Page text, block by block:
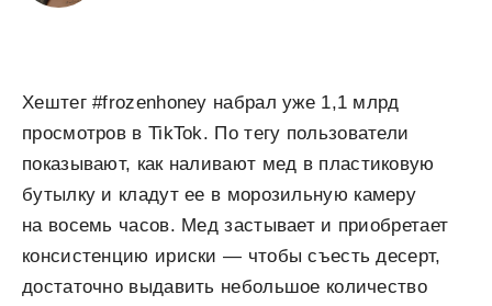
Хештег #frozenhoney набрал уже 1,1 млрд
просмотров в TikTok. По тегу пользователи
показывают, как наливают мед в пластиковую
бутылку и кладут ее в морозильную камеру
на восемь часов. Мед застывает и приобретает
консистенцию ириски — чтобы съесть десерт,
достаточно выдавить небольшое количество